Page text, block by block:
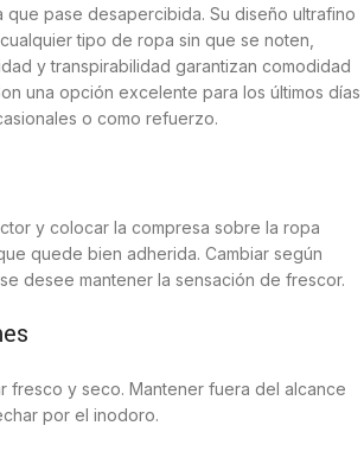
pase desapercibida. Su diseño ultrafino
tipo de ropa sin que se noten,
y transpirabilidad garantizan comodidad
una opción excelente para los últimos días
o como refuerzo.
y colocar la compresa sobre la ropa
quede bien adherida. Cambiar según
desee mantener la sensación de frescor.
fresco y seco. Mantener fuera del alcance
por el inodoro.